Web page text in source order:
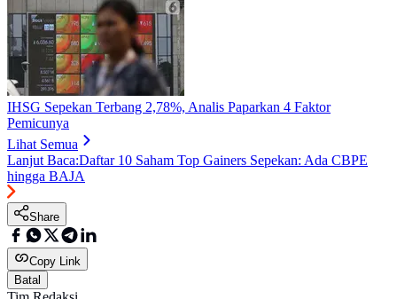
IHSG Sepekan Terbang 2,78%, Analis Paparkan 4 Faktor
Pemicunya
Lihat Semua
Lanjut Baca:Daftar 10 Saham Top Gainers Sepekan: Ada CBPE
hingga BAJA
Share
Copy Link
Batal